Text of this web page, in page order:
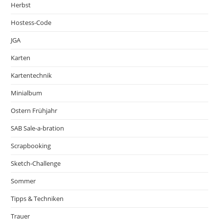
Herbst
Hostess-Code
JGA
Karten
Kartentechnik
Minialbum
Ostern Frühjahr
SAB Sale-a-bration
Scrapbooking
Sketch-Challenge
Sommer
Tipps & Techniken
Trauer